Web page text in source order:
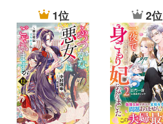
東京Ｓ黄尾探偵団 俺たちは天使じゃない
東京Ｓ黄尾探偵団 ローマの厄日
東京Ｓ黄尾探偵団 宝島へようこそ
東京Ｓ黄尾探偵団 シンギング・バード
東京Ｓ黄尾探偵団 奥様は魔女!?
1位
2位